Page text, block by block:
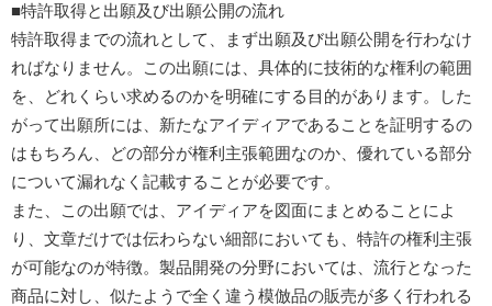
■特許取得と出願及び出願公開の流れ
特許取得までの流れとして、まず出願及び出願公開を行わなけ
ればなりません。この出願には、具体的に技術的な権利の範囲
を、どれくらい求めるのかを明確にする目的があります。した
がって出願所には、新たなアイディアであることを証明するの
はもちろん、どの部分が権利主張範囲なのか、優れている部分
について漏れなく記載することが必要です。
また、この出願では、アイディアを図面にまとめることによ
り、文章だけでは伝わらない細部においても、特許の権利主張
が可能なのが特徴。製品開発の分野においては、流行となった
商品に対し、似たようで全く違う模倣品の販売が多く行われる